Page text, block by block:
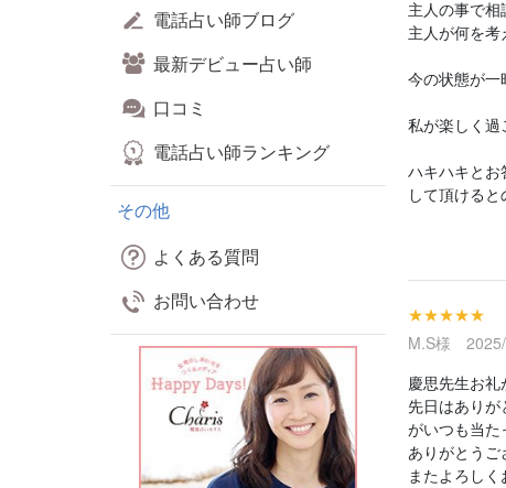
電話占い師ブログ
最新デビュー占い師
口コミ
電話占い師ランキング
その他
よくある質問
お問い合わせ
主人の事で相
主人が何を考
今の状態が一
私が楽しく過
ハキハキとお
して頂ける
★★★★★
M.S様
慶思先生お
先日はありが
がいつも当た
ありがとうご
またよろしく